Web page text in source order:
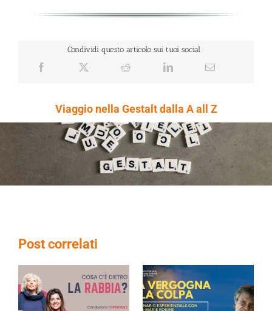
Condividi questo articolo sui tuoi social
Viaggio nella Gestalt dalla A all Z
Post correlati